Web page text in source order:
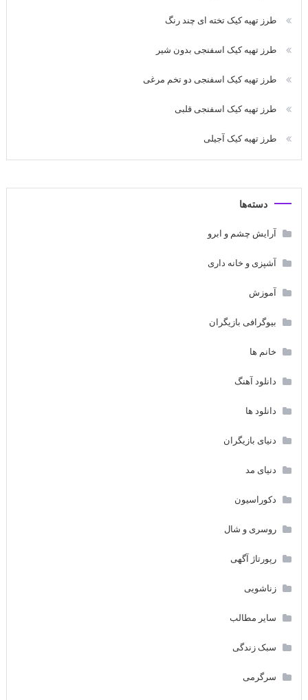
طرز تهیه کیک تخته ای چند رنگ
طرز تهیه کیک اسفنجی بدون شیر
طرز تهیه کیک اسفنجی دو تخم مرغی
طرز تهیه کیک اسفنجی قلبی
طرز تهیه کیک آجیلی
دسته‌ها
آرایش چشم و ابرو
آشپزی و خانه داری
آموزش
بیوگرافی بازیگران
خانم ها
دانلود آهنگ
دانلود ها
دنیای بازیگران
دنیای مد
دکوراسیون
روسری و شال
رپورتاژ آگهی
زناشویی
سایر مطالب
سبک زندگی
سرگرمی